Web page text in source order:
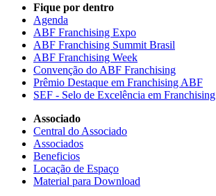
Fique por dentro
Agenda
ABF Franchising Expo
ABF Franchising Summit Brasil
ABF Franchising Week
Convenção do ABF Franchising
Prêmio Destaque em Franchising ABF
SEF - Selo de Excelência em Franchising
Associado
Central do Associado
Associados
Beneficios
Locação de Espaço
Material para Download